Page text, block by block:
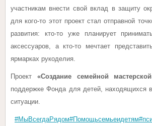
участникам внести свой вклад в защиту
для кого-то этот проект стал отправной
развития: кто-то уже планирует
аксессуаров, а кто-то мечтает
ярмарках рукоделия.
Проект «Создание семейной
поддержке Фонда для детей, находящихся
ситуации.
#МыВсегдаРядом#Помощьсемьеидетям